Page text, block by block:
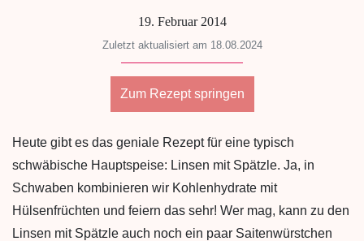
19. Februar 2014
Zuletzt aktualisiert am 18.08.2024
Zum Rezept springen
Heute gibt es das geniale Rezept für eine typisch
schwäbische Hauptspeise: Linsen mit Spätzle. Ja, in
Schwaben kombinieren wir Kohlenhydrate mit
Hülsenfrüchten und feiern das sehr! Wer mag, kann zu den
Linsen mit Spätzle auch noch ein paar Saitenwürstchen